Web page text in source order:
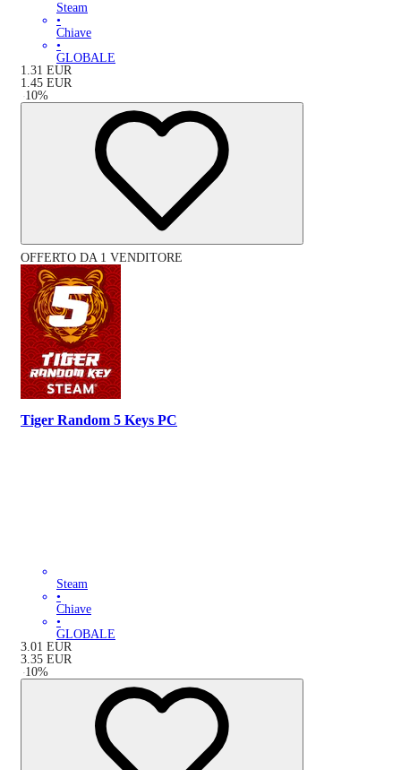
Steam
•
Chiave
•
GLOBALE
1.31 EUR
1.45 EUR
-10%
OFFERTO DA 1 VENDITORE
Tiger Random 5 Keys PC
Steam
•
Chiave
•
GLOBALE
3.01 EUR
3.35 EUR
-10%